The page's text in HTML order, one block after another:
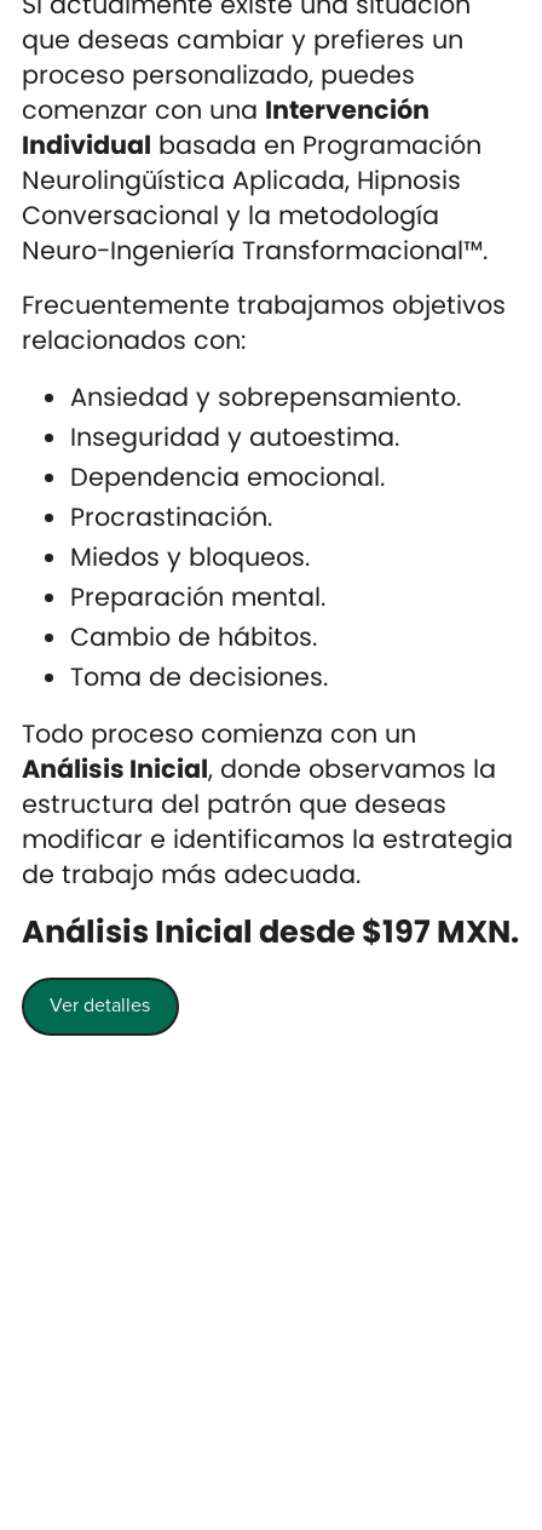
que deseas cambiar y prefieres un
proceso personalizado, puedes
comenzar con una Intervención
Individual basada en Programación
Neurolingüística Aplicada, Hipnosis
Conversacional y la metodología
Neuro-Ingeniería Transformacional™.
Frecuentemente trabajamos objetivos
relacionados con:
Ansiedad y sobrepensamiento.
Inseguridad y autoestima.
Dependencia emocional.
Procrastinación.
Miedos y bloqueos.
Preparación mental.
Cambio de hábitos.
Toma de decisiones.
Todo proceso comienza con un
Análisis Inicial, donde observamos la
estructura del patrón que deseas
modificar e identificamos la estrategia
de trabajo más adecuada.
Análisis Inicial desde $197 MXN.
Ver detalles